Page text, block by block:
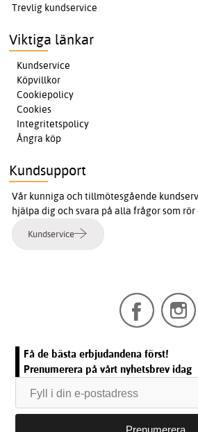
Trevlig kundservice
Viktiga länkar
Kundservice
Köpvillkor
Cookiepolicy
Cookies
Integritetspolicy
Ångra köp
Kundsupport
Vår kunniga och tillmötesgående
hjälpa dig och svara på alla frågor som
Kundservice
Få de bästa erbjudandena först!
Prenumerera på vårt nyhetsbrev idag